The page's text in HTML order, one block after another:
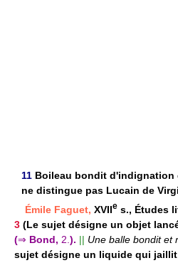
11 Boileau bondit d'indignation
ne distingue pas Lucain de
Émile Faguet, XVIIe s., Études
3 (Le sujet désigne un objet
(⇒ Bond, 2. ). || Une balle bondit et
sujet désigne un liquide qui